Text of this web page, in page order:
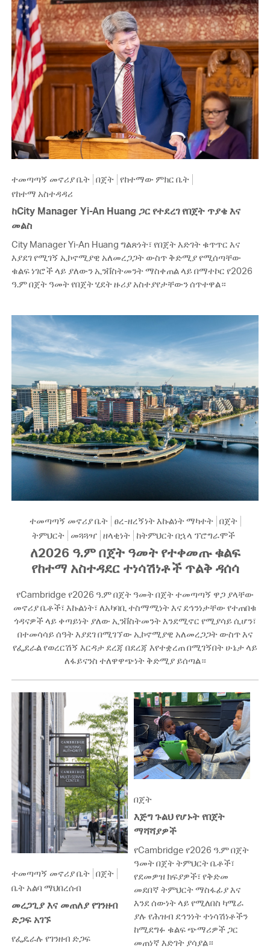
ተመጣጣኝ መኖሪያ ቤት በጀት የከተማው ምክር ቤት
የከተማ አስተዳዳሪ
ከCity Manager Yi-An Huang ጋር የተደረገ የበጀት ጥያቄ እና
መልስ
City Manager Yi-An Huang ግልጽነት፣ የበጀት እድገት ቁጥጥር እና
እያደገ የሚገኝ ኢኮኖሚያዊ አለመረጋጋት ውስጥ ቅድሚያ የሚሰጣቸው
ቁልፍ ነገሮች ላይ ያለውን ኢንቨስትመንት ማስቀጠል ላይ በማተኮር የ2026
ዓ.ም በጀት ዓመት የበጀት ሂደት ዙሪያ አስተያየታቸውን ሰጥተዋል።
ተመጣጣኝ መኖሪያ ቤት ፀረ-ዘረኝነት እኩልነት ማካተት በጀት
ትምህርት መጓጓዣ ዘላቂነት ከትምህርት በኋላ ፕሮግራሞች
ለ2026 ዓ.ም በጀት ዓመት የተቀመጡ ቁልፍ
የከተማ አስተዳደር ተነሳሽነቶች ጥልቅ ዳሰሳ
የCambridge የ2026 ዓ.ም በጀት ዓመት በጀት ተመጣጣኝ ዋጋ ያላቸው
መኖሪያ ቤቶች፣ እኩልነት፣ ለአካባቢ ተስማሚነት እና ደኅንነታቸው የተጠበቁ
ጎዳናዎች ላይ ቀጣይነት ያለው ኢንቨስትመንት እንደሚኖር የሚያሳይ ሲሆን፣
በተመሳሳይ ሰዓት እያደገ በሚገኘው ኢኮኖሚያዊ አለመረጋጋት ውስጥ እና
የፌደራል የወረርሽኝ እርዳታ ደረጃ በደረጃ እየተቋረጠ በሚገኝበት ሁኔታ ላይ
ለፋይናንስ ተለዋዋጭነት ቅድሚያ ይሰጣል።
ተመጣጣኝ መኖሪያ ቤት በጀት
ቤት አልባ ማህበረሰብ
መረጋጊያ እና መጠለያ የገንዘብ
ድጋፍ አገኙ
የፌዴራሉ የገንዘብ ድጋፍ
በጀት
እጅግ ጉልህ የሆኑት የበጀት
ማሻሻያዎች
የCambridge የ2026 ዓ.ም በጀት
ዓመት በጀት ትምህርት ቤቶች፣
የደመዎዝ ክፍያዎች፣ የቅድመ
መደበኛ ትምህርት ማስፋፊያ እና
እንደ ሰውነት ላይ የሚለበስ ካሜራ
ያሉ የሕዝብ ደኅንነት ተነሳሽነቶችን
ከሚደግፉ ቁልፍ ጭማሪዎች ጋር
መጠነኛ እድገት ያሳያል።